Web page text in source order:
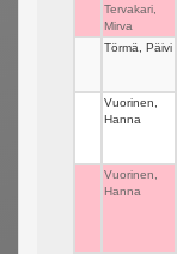
Tervakari,
Mirva
Törmä, Päivi
Vuorinen,
Hanna
Vuorinen,
Hanna